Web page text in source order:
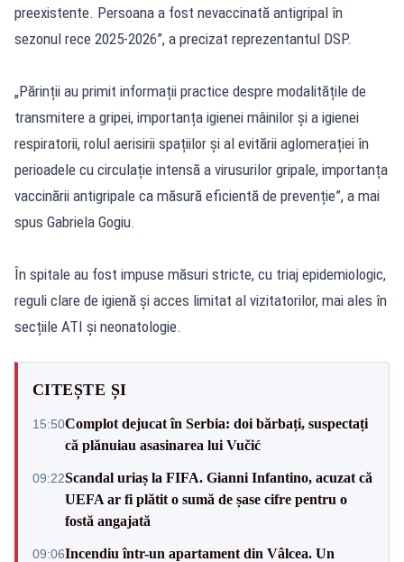
preexistente. Persoana a fost nevaccinată antigripal în
sezonul rece 2025-2026”, a precizat reprezentantul DSP.
„Părinții au primit informații practice despre modalitățile de
transmitere a gripei, importanța igienei mâinilor și a igienei
respiratorii, rolul aerisirii spațiilor și al evitării aglomerației în
perioadele cu circulație intensă a virusurilor gripale, importanța
vaccinării antigripale ca măsură eficientă de prevenție”, a mai
spus Gabriela Gogiu.
În spitale au fost impuse măsuri stricte, cu triaj epidemiologic,
reguli clare de igienă și acces limitat al vizitatorilor, mai ales în
secțiile ATI și neonatologie.
CITEȘTE ȘI
15:50Complot dejucat în Serbia: doi bărbați, suspectați
că plănuiau asasinarea lui Vučić
09:22Scandal uriaș la FIFA. Gianni Infantino, acuzat că
UEFA ar fi plătit o sumă de șase cifre pentru o
fostă angajată
09:06Incendiu într-un apartament din Vâlcea. Un